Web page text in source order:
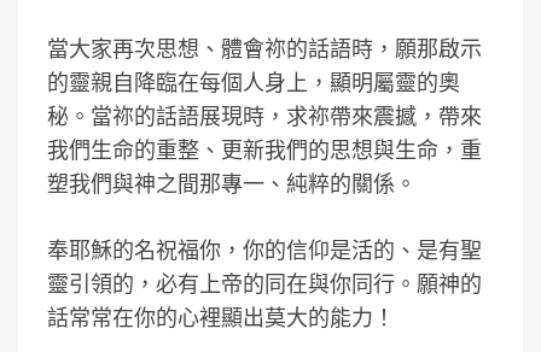
當大家再次思想、體會祢的話語時，願那啟示
的靈親自降臨在每個人身上，顯明屬靈的奧
秘。當祢的話語展現時，求祢帶來震撼，帶來
我們生命的重整、更新我們的思想與生命，重
塑我們與神之間那專一、純粹的關係。
奉耶穌的名祝福你，你的信仰是活的、是有聖
靈引領的，必有上帝的同在與你同行。願神的
話常常在你的心裡顯出莫大的能力！